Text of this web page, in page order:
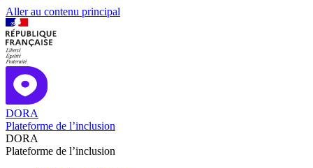
Aller au contenu principal
DORA
Plateforme de l’inclusion
DORA
Plateforme de l’inclusion